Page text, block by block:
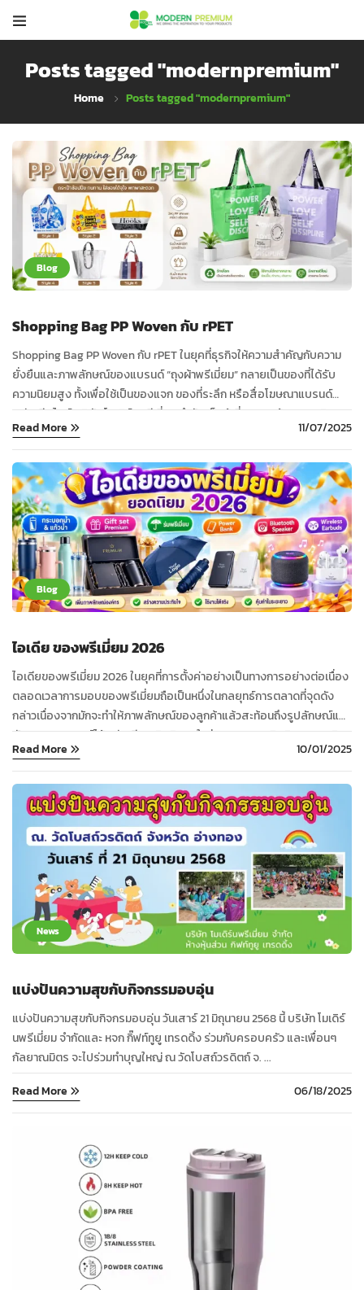
Posts tagged "modernpremium"
Home Posts tagged "modernpremium"
Blog
Shopping Bag PP Woven กับ rPET
Shopping Bag PP Woven กับ rPET ในยุคที่ธุรกิจให้ความสำคัญกับความ
ยั่งยืนและภาพลักษณ์ของแบรนด์ “ถุงผ้าพรีเมี่ยม” กลายเป็นของที่ได้รับ
ความนิยมสูง ทั้งเพื่อใช้เป็นของแจก ของที่ระลึก หรือสื่อโฆษณาแบรนด์
อย่างมีสไตล์ บริษัท โมเดิร์นพรีเมี่ยม จำกัด เป็นผู้เชี่ยวชาญด้านการผลิตถุง
ผ้าพรีเมี่ยมคุณภาพสูง ที่สามารถสกรีนโลโก้ หรือออกแบบดีไซน์เฉพาะให้
เหมาะกับทุกองค์กร โดยเฉพาะสองวัสดุยอดนิยมอย่าง ...
Read More 11/07/2025
Blog
ไอเดีย ของพรีเมี่ยม 2026
ไอเดียของพรีเมี่ยม 2026 ในยุคที่การตั้งค่าอย่างเป็นทางการอย่างต่อเนื่อง
ตลอดเวลาการมอบของพรีเมี่ยมถือเป็นหนึ่งในกลยุทธ์การตลาดที่จุดดัง
กล่าวเนื่องจากมักจะทำให้ภาพลักษณ์ของลูกค้าแล้วสะท้อนถึงรูปลักษณ์และ
ตัวตนของแบรนด์ได้อย่างมีประสิทธิภาพในปี 2026 ดูประสิทธิภาพของสิน
ค้าพรีเมี่ยมจะเน้นไปที่ประสิทธิภาพการใช้งาน คุ้มค่าจริงดีไซน์สปอร์ตและ
ต่อเนื่องต่อสิ่งแวดล้อมสินค้าเด่นที่หลาย ๆ ต้องใช้ดังนี้ กระบอกน้ำถือเป็น
ของพรีเมี่ยมที่ยังคงครองใจรับทุกยุคสมัยตามปกติรุ่นสแตนเลสเป็นเก็บ
อุณหภูมิได้ร้อนและเย็นได้ตามความต้องการพกพาง่ายและตอบโจทย์คนทำ
งา นหรือคนรักสุขภาพที่รองรับการสกรีนโลโก้บนกระบอกน้ำยังคงช่วยให้
แบรนด์ถูกค้นพบได้ทุกครั้งที่ดึงมาใช้ ในยุคที่การฟังเพลงและความบันเทิง
แบบไร้สายได้รับความนิยมมากขึ้น ลำโพงบลูทูธกลายเป็นสินค้าพรีเมี่ยมที่
ถูกเลือกอย่างแพร่หลาย ขนาดกะทัดรัด น้ำหนักเบา พกง่าย ใช้งานได้ทุกที่ ไม่
ว่าจะเป็นการฟังเพลง ดูหนัง หรือใช้ในการประชุมออนไลน์ ...
Read More 10/01/2025
News
แบ่งปันความสุขกับกิจกรรมอบอุ่น
แบ่งปันความสุขกับกิจกรมอบอุ่น วันเสาร์ 21 มิถุนายน 2568 นี้ บริษัท โมเดิร์
นพรีเมี่ยม จำกัดและ หจก กิ๊ฟท์ทูยู เทรดดิ้ง ร่วมกับครอบครัว และเพื่อนๆ
กัลยาณมิตร จะไปร่วมทำบุญใหญ่ ณ วัดโบสถ์วรดิตถ์ จ. ...
Read More
06/18/2025